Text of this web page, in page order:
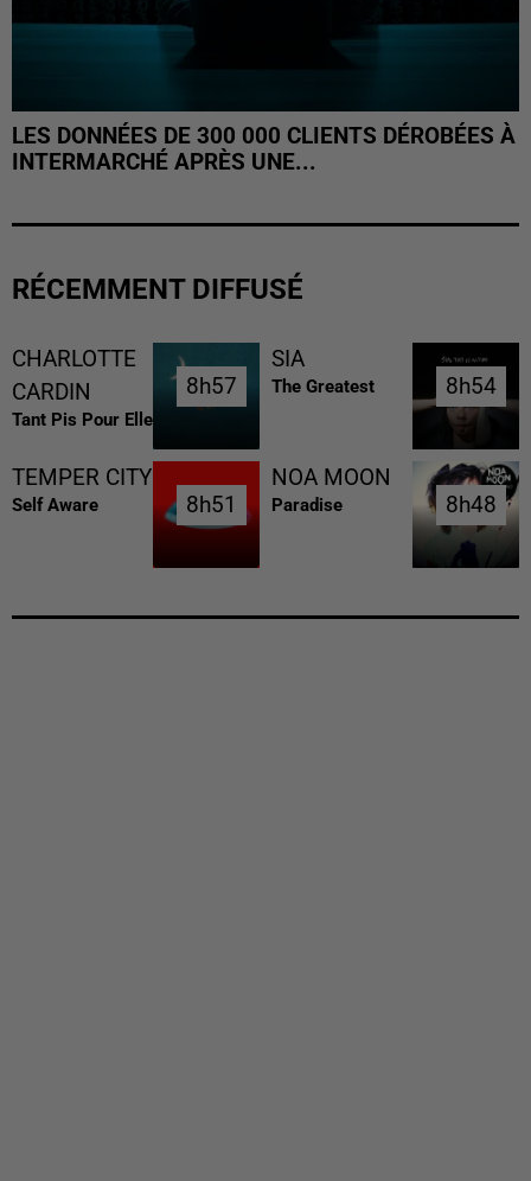
LES DONNÉES DE 300 000 CLIENTS DÉROBÉES À
INTERMARCHÉ APRÈS UNE...
RÉCEMMENT DIFFUSÉ
CHARLOTTE
CARDIN
Tant Pis Pour Elle
8h57
8h57
SIA
The Greatest 8h54
8h54
TEMPER CITY
Self Aware 8h51
8h51
NOA MOON
Paradise 8h48
8h48